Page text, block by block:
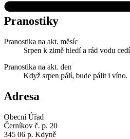
Pranostiky
Pranostika na akt. měsíc
Srpen k zimě hledí a rád vodu
Pranostika na akt. den
Když srpen pálí, bude pálit i víno.
Adresa
Obecní Úřad
Černíkov č. p. 20
345 06 p. Kdyně